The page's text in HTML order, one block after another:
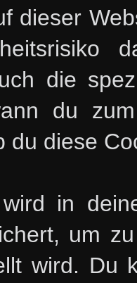
dieser
die
du
du diese
in
um
wird. Du